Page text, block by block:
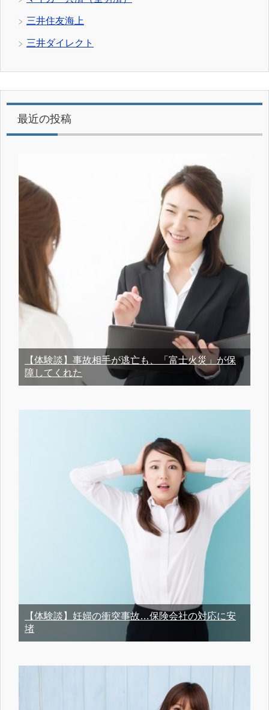
三井住友海上
三井ダイレクト
最近の投稿
【体験談】事故相手が逃亡も、「富士火災」が保
障してくれた
【体験談】妊婦の衝突事故…保険会社の対応に安
堵